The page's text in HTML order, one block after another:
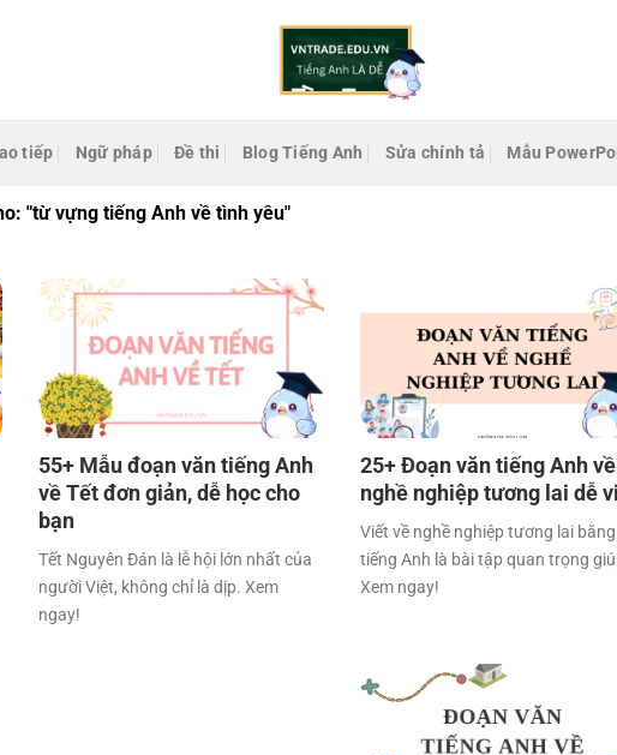
tiếp Ngữ pháp Đề thi Blog Tiếng Anh Sửa chính tả Mẫu
"từ vựng tiếng Anh về tình yêu"
55+ Mẫu đoạn văn tiếng Anh
về Tết đơn giản, dễ học cho
bạn
Tết Nguyên Đán là lễ hội lớn nhất của
người Việt, không chỉ là dịp. Xem
ngay!
25+ Đoạn văn tiếng Anh về
nghề nghiệp tương lai dễ
Viết về nghề nghiệp tương lai bằng
tiếng Anh là bài tập quan trọng
Xem ngay!